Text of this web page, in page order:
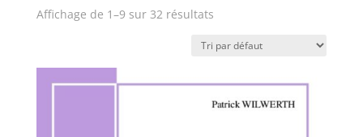
Affichage de 1–9 sur 32 résultats